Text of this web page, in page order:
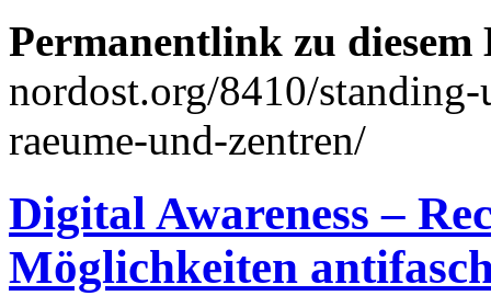
Permanentlink zu
nordost.org/8410/
raeume-und-zentren/
Digital Awareness –
Möglichkeiten